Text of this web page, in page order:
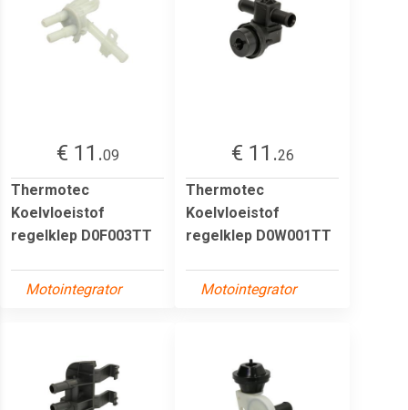
€ 11.09
Thermotec
Koelvloeistof
regelklep D0F003TT
Motointegrator
€ 11.26
Thermotec
Koelvloeistof
regelklep D0W001TT
Motointegrator